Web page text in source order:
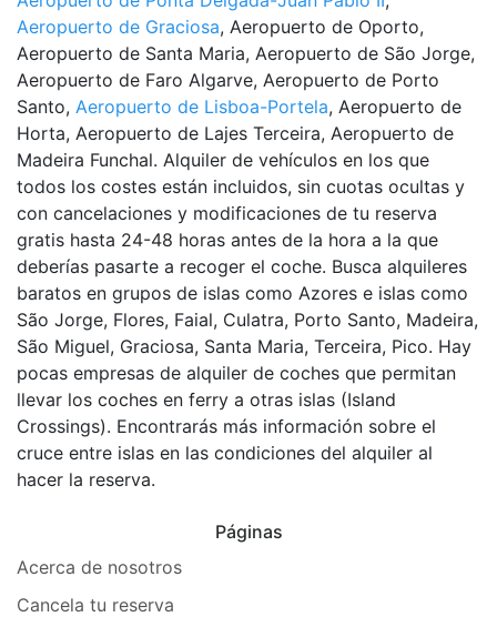
Aeropuerto de Graciosa, Aeropuerto de Oporto,
Aeropuerto de Santa Maria, Aeropuerto de São Jorge,
Aeropuerto de Faro Algarve, Aeropuerto de Porto
Santo, Aeropuerto de Lisboa-Portela, Aeropuerto de
Horta, Aeropuerto de Lajes Terceira, Aeropuerto de
Madeira Funchal. Alquiler de vehículos en los que
todos los costes están incluidos, sin cuotas ocultas y
con cancelaciones y modificaciones de tu reserva
gratis hasta 24-48 horas antes de la hora a la que
deberías pasarte a recoger el coche. Busca alquileres
baratos en grupos de islas como Azores e islas como
São Jorge, Flores, Faial, Culatra, Porto Santo, Madeira,
São Miguel, Graciosa, Santa Maria, Terceira, Pico. Hay
pocas empresas de alquiler de coches que permitan
llevar los coches en ferry a otras islas (Island
Crossings). Encontrarás más información sobre el
cruce entre islas en las condiciones del alquiler al
hacer la reserva.
Páginas
Acerca de nosotros
Cancela tu reserva